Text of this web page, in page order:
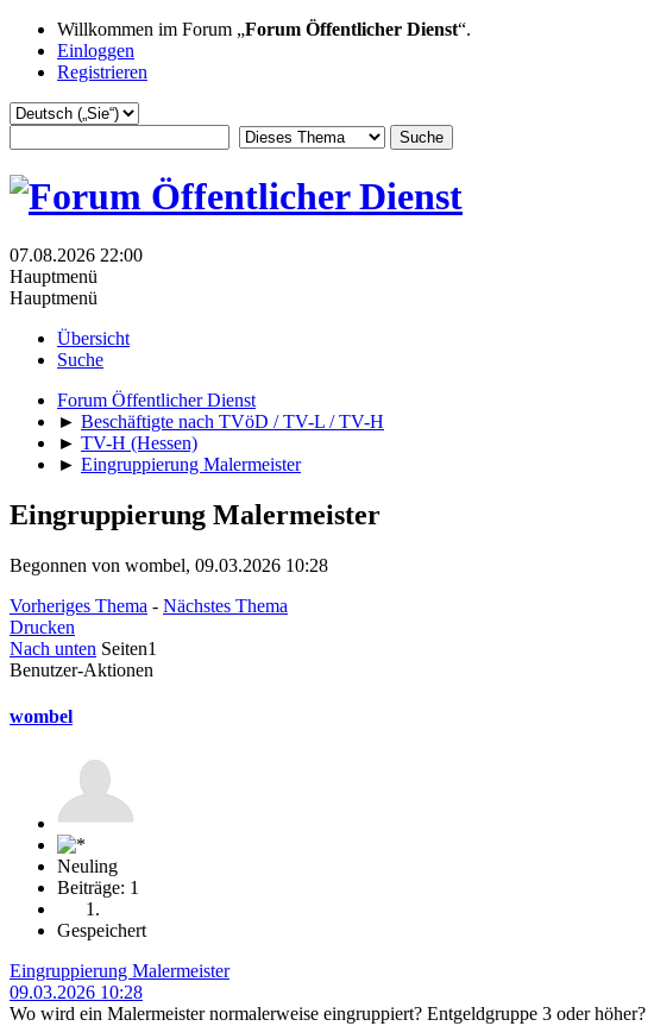
Willkommen im Forum „Forum Öffentlicher Dienst“.
Einloggen
Registrieren
07.08.2026 22:00
Hauptmenü
Hauptmenü
Übersicht
Suche
Forum Öffentlicher Dienst
► Beschäftigte nach TVöD / TV-L / TV-H
► TV-H (Hessen)
► Eingruppierung Malermeister
Eingruppierung Malermeister
Begonnen von wombel, 09.03.2026 10:28
Vorheriges Thema - Nächstes Thema
Drucken
Nach unten Seiten1
Benutzer-Aktionen
wombel
Neuling
Beiträge: 1
Gespeichert
Eingruppierung Malermeister
09.03.2026 10:28
Wo wird ein Malermeister normalerweise eingruppiert? Entgeldgruppe 3 oder höher?